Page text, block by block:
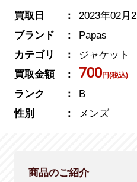
買取日
2023年02月
ブランド
Papas
カテゴリ
ジャケット
買取金額
700円(税込)
ランク
B
性別
メンズ
商品のご紹介